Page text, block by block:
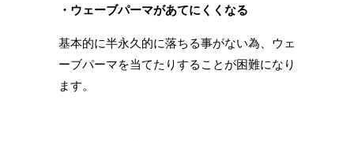
・ウェーブパーマがあてにくくなる
基本的に半永久的に落ちる事がない為、ウェ
ーブパーマを当てたりすることが困難になり
ます。